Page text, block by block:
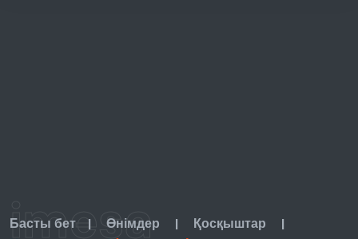
imesa
Басты бет | Өнімдер | Қосқыштар
|